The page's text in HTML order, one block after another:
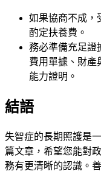
如果協商不成，
酌定扶養費。
務必準備充足證
費用單據、財產
能力證明。
結語
失智症的長期照護是
篇文章，希望您能對
務有更清晰的認識。